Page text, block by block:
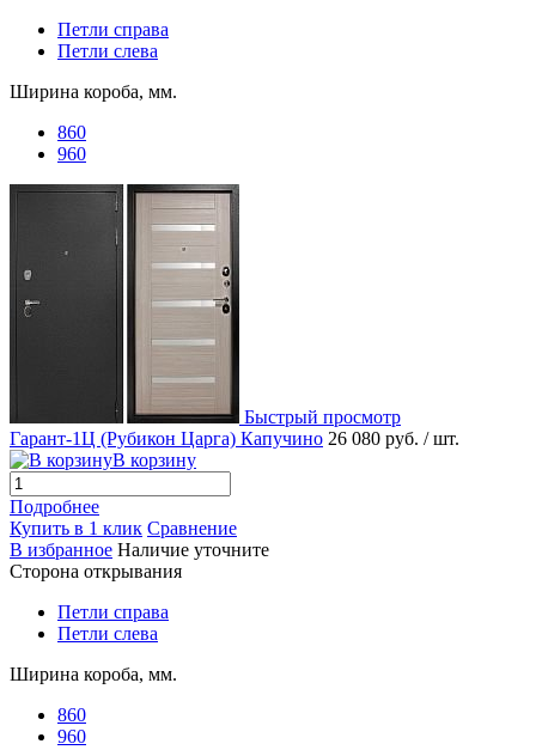
Петли справа
Петли слева
Ширина короба, мм.
860
960
Быстрый просмотр
Гарант-1Ц (Рубикон Царга) Капучино 26 080 руб. / шт.
В корзину
Подробнее
Купить в 1 клик Сравнение
В избранное Наличие уточните
Сторона открывания
Петли справа
Петли слева
Ширина короба, мм.
860
960